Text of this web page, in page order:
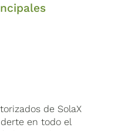
de SolaX
en todo el